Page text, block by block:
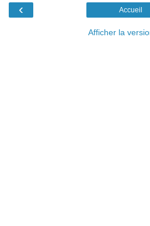
‹ Accueil
Afficher la